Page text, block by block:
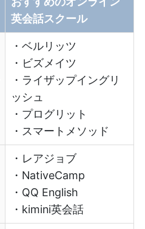
英会話スクール
・ベルリッツ
・ビズメイツ
・ライザップイングリ
ッシュ
・プログリット
・スマートメソッド
・レアジョブ
・NativeCamp
・QQ English
・kimini英会話